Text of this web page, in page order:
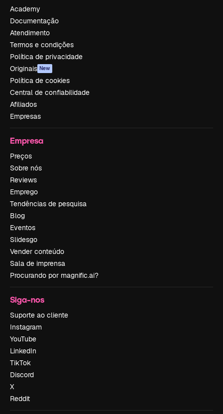
Academy
Documentação
Atendimento
Termos e condições
Política de privacidade
Originais New
Política de cookies
Central de confiabilidade
Afiliados
Empresas
Empresa
Preços
Sobre nós
Reviews
Emprego
Tendências de pesquisa
Blog
Eventos
Slidesgo
Vender conteúdo
Sala de imprensa
Procurando por magnific.ai?
Siga-nos
Suporte ao cliente
Instagram
YouTube
LinkedIn
TikTok
Discord
X
Reddit